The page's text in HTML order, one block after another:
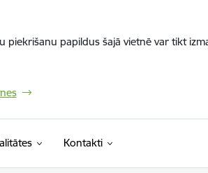
papildus šajā vietnē var tikt
Kontakti